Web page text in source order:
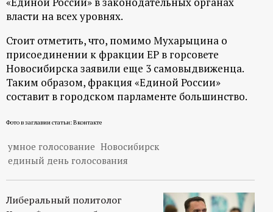
т
а
л
власти на всех уровнях.
Стоит отметить, что, помимо Мухарыцина о
присоединении к фракции ЕР в горсовете
Новосибирска заявили еще 3 самовыдвиженца.
Таким образом, фракция «Единой России»
составит в городском парламенте большинство.
Фото в заглавии статьи: Вконтакте
умное голосование Новосибирск
единый день голосования
Либеральный политолог